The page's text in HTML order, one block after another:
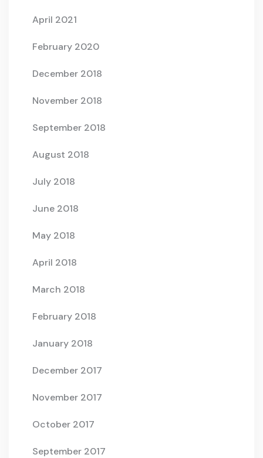
April 2021
February 2020
December 2018
November 2018
September 2018
August 2018
July 2018
June 2018
May 2018
April 2018
March 2018
February 2018
January 2018
December 2017
November 2017
October 2017
September 2017